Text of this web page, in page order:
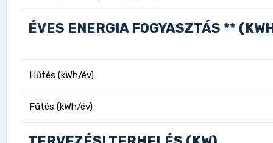
ÉVES ENERGIA FOGYASZTÁS **
Hűtés (kWh/év)
Fűtés (kWh/év)